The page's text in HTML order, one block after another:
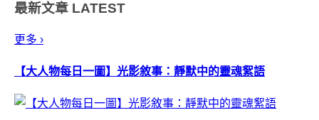
最新文章 LATEST
更多 ›
【大人物每日一圖】光影敘事：靜默中的靈魂絮語